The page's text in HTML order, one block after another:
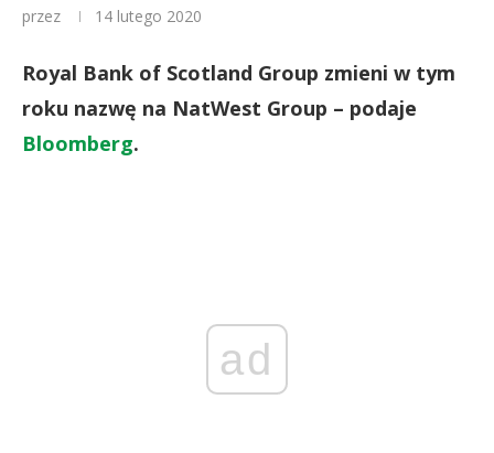
przez 14 lutego 2020
Royal Bank of Scotland Group zmieni w tym
roku nazwę na NatWest Group – podaje
Bloomberg.
ad